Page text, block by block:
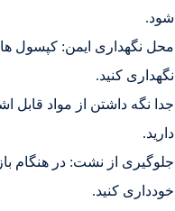
شود.
محل نگهداری ایمن: کپسول
نگهداری کنید.
جدا نگه داشتن از مواد قابل
دارید.
جلوگیری از نشت: در هنگام
خودداری کنید.